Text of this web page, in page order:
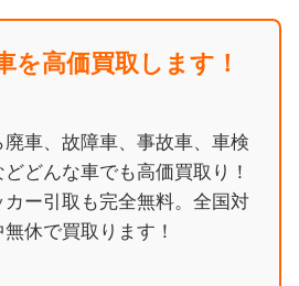
を高価買取します！
車、故障車、事故車、車検
どんな車でも高価買取り！
ー引取も完全無料。全国対
休で買取ります！